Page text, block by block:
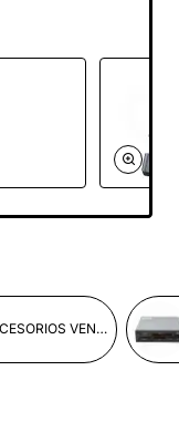
ACCESORIOS VENTION